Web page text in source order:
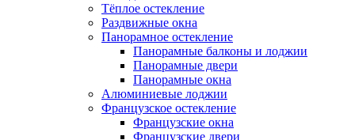
Тёплое остекление
Раздвижные окна
Панорамное остекление
Панорамные балконы и лоджии
Панорамные двери
Панорамные окна
Алюминиевые лоджии
Французское остекление
Французские окна
Французские двери